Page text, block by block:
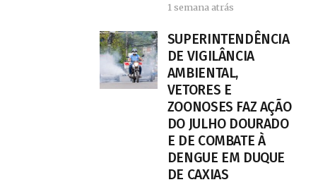
1 semana atrás
SUPERINTENDÊNCIA
DE VIGILÂNCIA
AMBIENTAL,
VETORES E
ZOONOSES FAZ AÇÃO
DO JULHO DOURADO
E DE COMBATE À
DENGUE EM DUQUE
DE CAXIAS